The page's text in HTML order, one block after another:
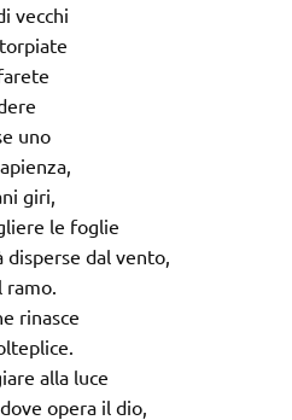
vecchi
uno
giri,
le foglie
dal vento,
rinasce
alla luce
opera il dio,